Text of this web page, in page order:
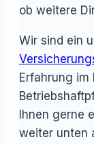
ob weitere
Wir sind ein
Erfahrung im
Ihnen gerne
weiter unten